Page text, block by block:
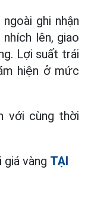
ghi nhận
lên, giao
Lợi suất trái
hiện ở mức
với cùng thời
vàng TẠI